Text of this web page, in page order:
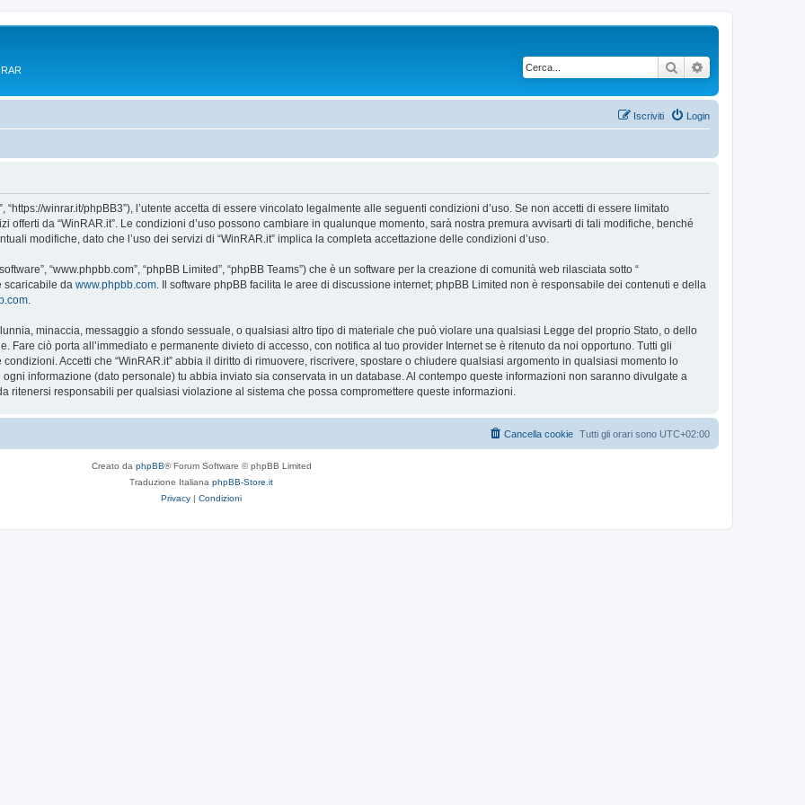
Cerca
Login
Iscriviti
“https://winrar.it/phpBB3”), l’utente accetta di essere vincolato legalmente alle seguenti condizioni d’uso. Se non accetti di essere limitato
offerti da “WinRAR.it”. Le condizioni d’uso possono cambiare in qualunque momento, sarà nostra premura avvisarti di tali modifiche, benché
modifiche, dato che l’uso dei servizi di “WinRAR.it” implica la completa accettazione delle condizioni d’uso.
“www.phpbb.com”, “phpBB Limited”, “phpBB Teams”) che è un software per la creazione di comunità web rilasciata sotto “
scaricabile da www.phpbb.com . Il software phpBB facilita le aree di discussione internet; phpBB Limited non è responsabile dei contenuti e della
minaccia, messaggio a sfondo sessuale, o qualsiasi altro tipo di materiale che può violare una qualsiasi Legge del proprio Stato, o dello
Fare ciò porta all’immediato e permanente divieto di accesso, con notifica al tuo provider Internet se è ritenuto da noi opportuno. Tutti gli
Accetti che “WinRAR.it” abbia il diritto di rimuovere, riscrivere, spostare o chiudere qualsiasi argomento in qualsiasi momento lo
informazione (dato personale) tu abbia inviato sia conservata in un database. Al contempo queste informazioni non saranno divulgate a
ritenersi responsabili per qualsiasi violazione al sistema che possa compromettere queste informazioni.
Tutti gli orari sono UTC+02:00
Cancella cookie
Creato da phpBB® Forum Software © phpBB Limited
Traduzione Italiana phpBB-Store.it
Privacy | Condizioni